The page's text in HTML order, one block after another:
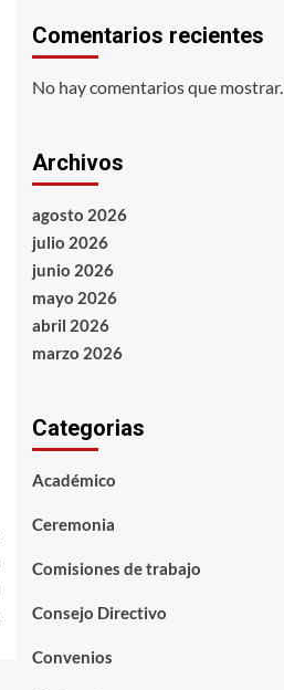
Comentarios recientes
No hay comentarios que mostrar.
Archivos
agosto 2026
julio 2026
junio 2026
mayo 2026
abril 2026
marzo 2026
Categorias
Académico
Ceremonia
Comisiones de trabajo
Consejo Directivo
Convenios